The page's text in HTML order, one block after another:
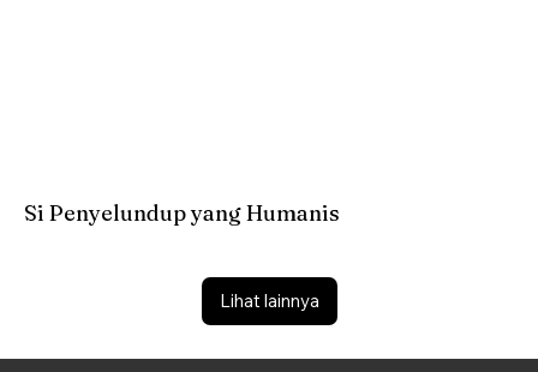
Lihat lainnya
Si Penyelundup yang Humanis